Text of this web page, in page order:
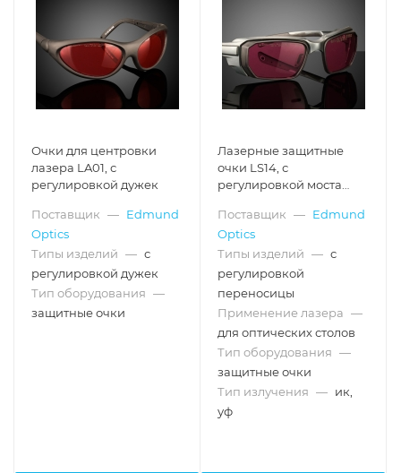
Очки для центровки
лазера LA01, с
регулировкой дужек
Поставщик — Edmund
Optics
Типы изделий — с
регулировкой дужек
Тип оборудования —
защитные очки
Лазерные защитные
очки LS14, с
регулировкой моста
Поставщик — Edmund
Optics
Типы изделий — с
регулировкой
переносицы
Применение лазера —
для оптических столов
Тип оборудования —
защитные очки
Тип излучения — ик,
уф